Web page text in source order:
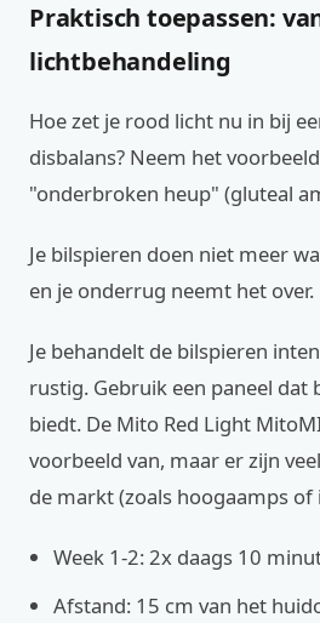
Praktisch toepassen:
lichtbehandeling
Hoe zet je rood licht nu in bij
disbalans? Neem het
"onderbroken heup" (gluteal
Je bilspieren doen niet meer
en je onderrug neemt het over.
Je behandelt de bilspieren
rustig. Gebruik een paneel dat
biedt. De Mito Red Light
voorbeeld van, maar er zijn
de markt (zoals hoogaamps
Week 1-2: 2x daags 10
Afstand: 15 cm van het